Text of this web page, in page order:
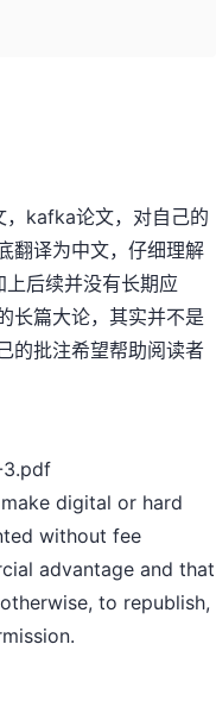
，kafka论文，对自己的
翻译为中文，仔细理解
后续并没有长期应
长篇大论，其实并不是
的批注希望帮助阅读者
3.pdf
digital or hard
without fee
advantage and that
to republish,